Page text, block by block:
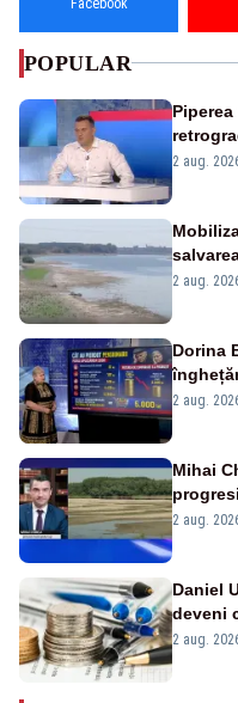
POPULAR
2 aug.
va
2 aug.
Dorina
2 aug.
Mihai
2 aug.
Daniel
deveni
2 aug.